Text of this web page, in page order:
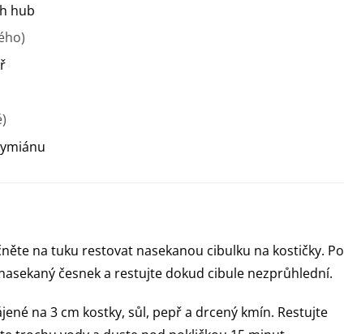
hub
na tuku restovat nasekanou cibulku na kostičky. Po
česnek a restujte dokud cibule nezprůhlední.
na 3 cm kostky, sůl, pepř a drcený kmín. Restujte